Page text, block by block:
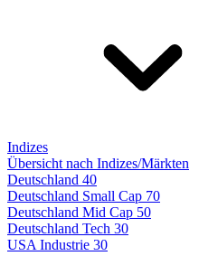
Indizes
Übersicht nach Indizes/Märkten
Deutschland 40
Deutschland Small Cap 70
Deutschland Mid Cap 50
Deutschland Tech 30
USA Industrie 30